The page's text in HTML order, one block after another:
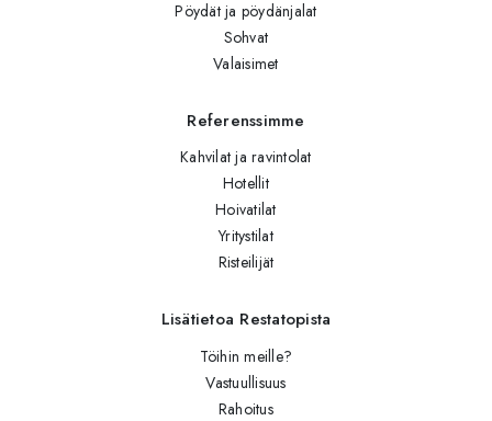
Pöydät ja pöydänjalat
Sohvat
Valaisimet
Referenssimme
Kahvilat ja ravintolat
Hotellit
Hoivatilat
Yritystilat
Risteilijät
Lisätietoa Restatopista
Töihin meille?
Vastuullisuus
Rahoitus